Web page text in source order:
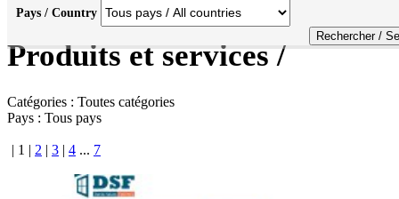
Pays / Country
Produits et services /
Catégories : Toutes catégories
Pays : Tous pays
| 1 | 2 | 3 | 4 ... 7